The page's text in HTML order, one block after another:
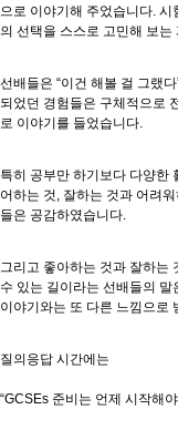
으로 이야기해 주었습니다.
의 선택을 스스로 고민해 보
선배들은 “이건 해볼 걸 그랬
되었던 경험들은 구체적으로
로 이야기를 들었습니다.
특히 공부만 하기보다 다양한
어하는 것, 잘하는 것과 어려
들은 공감하였습니다.
그리고 좋아하는 것과 잘하는
수 있는 길이라는 선배들의
이야기와는 또 다른 느낌으로
질의응답 시간에는
“GCSEs 준비는 언제 시작해